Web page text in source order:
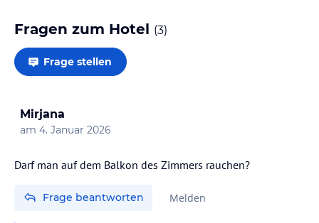
Fragen zum Hotel (3)
Frage stellen
Mirjana
am 4. Januar 2026
Darf man auf dem Balkon des Zimmers rauchen?
Frage beantworten Melden